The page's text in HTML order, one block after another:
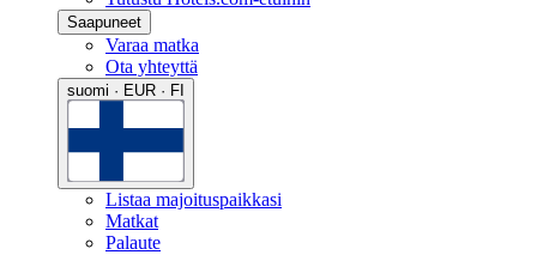
Saapuneet
Varaa matka
Ota yhteyttä
suomi · EUR · FI
Listaa majoituspaikkasi
Matkat
Palaute